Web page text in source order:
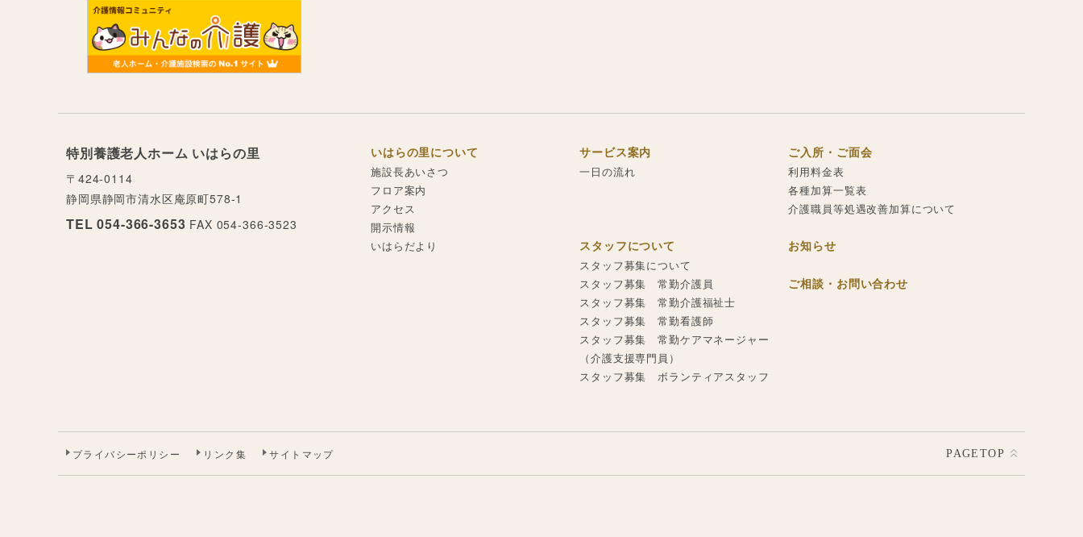
特別養護老人ホーム いはらの里
〒424-0114
静岡県静岡市清水区庵原町578-1
TEL 054-366-3653 FAX 054-366-3523
いはらの里について
施設長あいさつ
フロア案内
アクセス
開示情報
いはらだより
サービス案内
一日の流れ
ご入所・ご面会
利用料金表
各種加算一覧表
介護職員等処遇改善加算について
スタッフについて
スタッフ募集について
スタッフ募集 常勤介護員
スタッフ募集 常勤介護福祉士
スタッフ募集 常勤看護師
スタッフ募集 常勤ケアマネージャー
（介護支援専門員）
スタッフ募集 ボランティアスタッフ
お知らせ
ご相談・お問い合わせ
プライバシーポリシー リンク集 サイトマップ PAGETOP